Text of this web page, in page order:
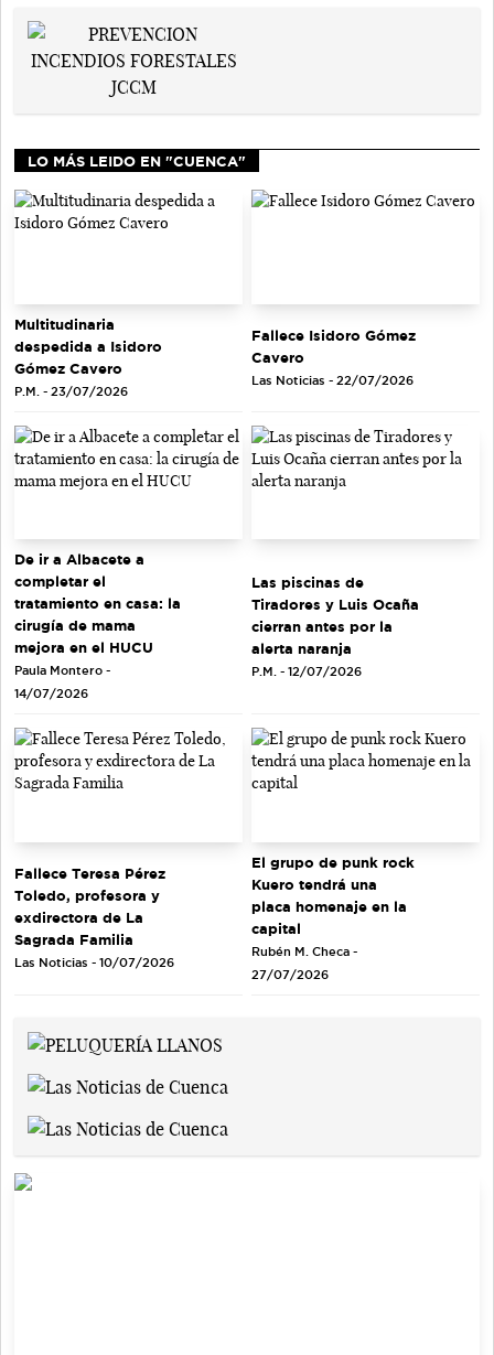
LO MÁS LEIDO EN "CUENCA"
Multitudinaria
despedida a Isidoro
Gómez Cavero
P.M. - 23/07/2026
Fallece Isidoro Gómez
Cavero
Las Noticias - 22/07/2026
De ir a Albacete a
completar el
tratamiento en casa: la
cirugía de mama
mejora en el HUCU
Paula Montero -
14/07/2026
Las piscinas de
Tiradores y Luis Ocaña
cierran antes por la
alerta naranja
P.M. - 12/07/2026
Fallece Teresa Pérez
Toledo, profesora y
exdirectora de La
Sagrada Familia
Las Noticias - 10/07/2026
El grupo de punk rock
Kuero tendrá una
placa homenaje en la
capital
Rubén M. Checa -
27/07/2026